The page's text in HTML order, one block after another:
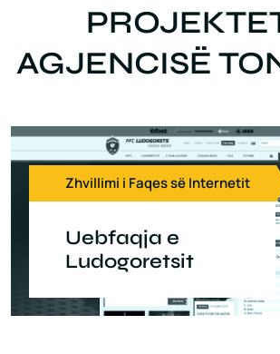
AGJENCISË
Zhvillimi i Faqes së Internetit
Uebfaqja e
Ludogoretsit